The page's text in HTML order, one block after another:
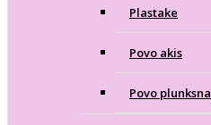
Plastake
Povo akis
Povo plunksna